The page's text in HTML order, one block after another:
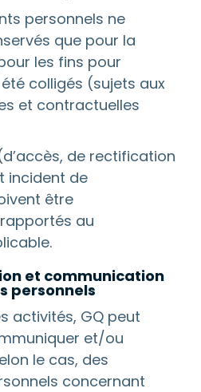
personnels ne
que pour la
les fins pour
colligés (sujets aux
et contractuelles
de rectification
incident de
être
au
et communication
personnels
activités, GQ peut
et/ou
le cas, des
concernant